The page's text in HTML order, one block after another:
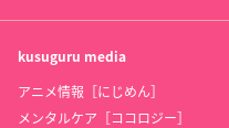
kusuguru media
アニメ情報［にじめん］
メンタルケア［ココロジー］